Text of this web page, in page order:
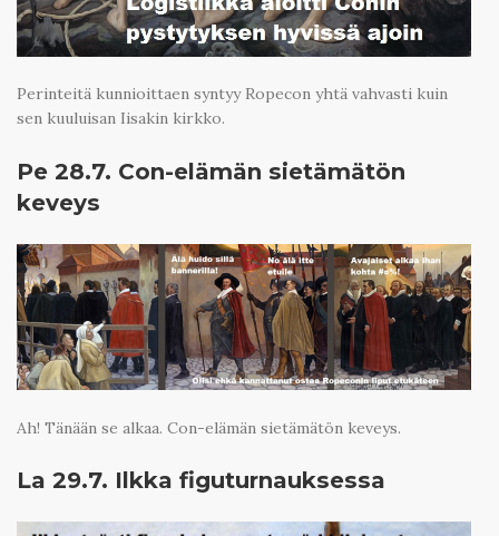
Perinteitä kunnioittaen syntyy Ropecon yhtä vahvasti kuin
sen kuuluisan Iisakin kirkko.
Pe 28.7. Con-elämän sietämätön
keveys
Ah! Tänään se alkaa. Con-elämän sietämätön keveys.
La 29.7. Ilkka figuturnauksessa